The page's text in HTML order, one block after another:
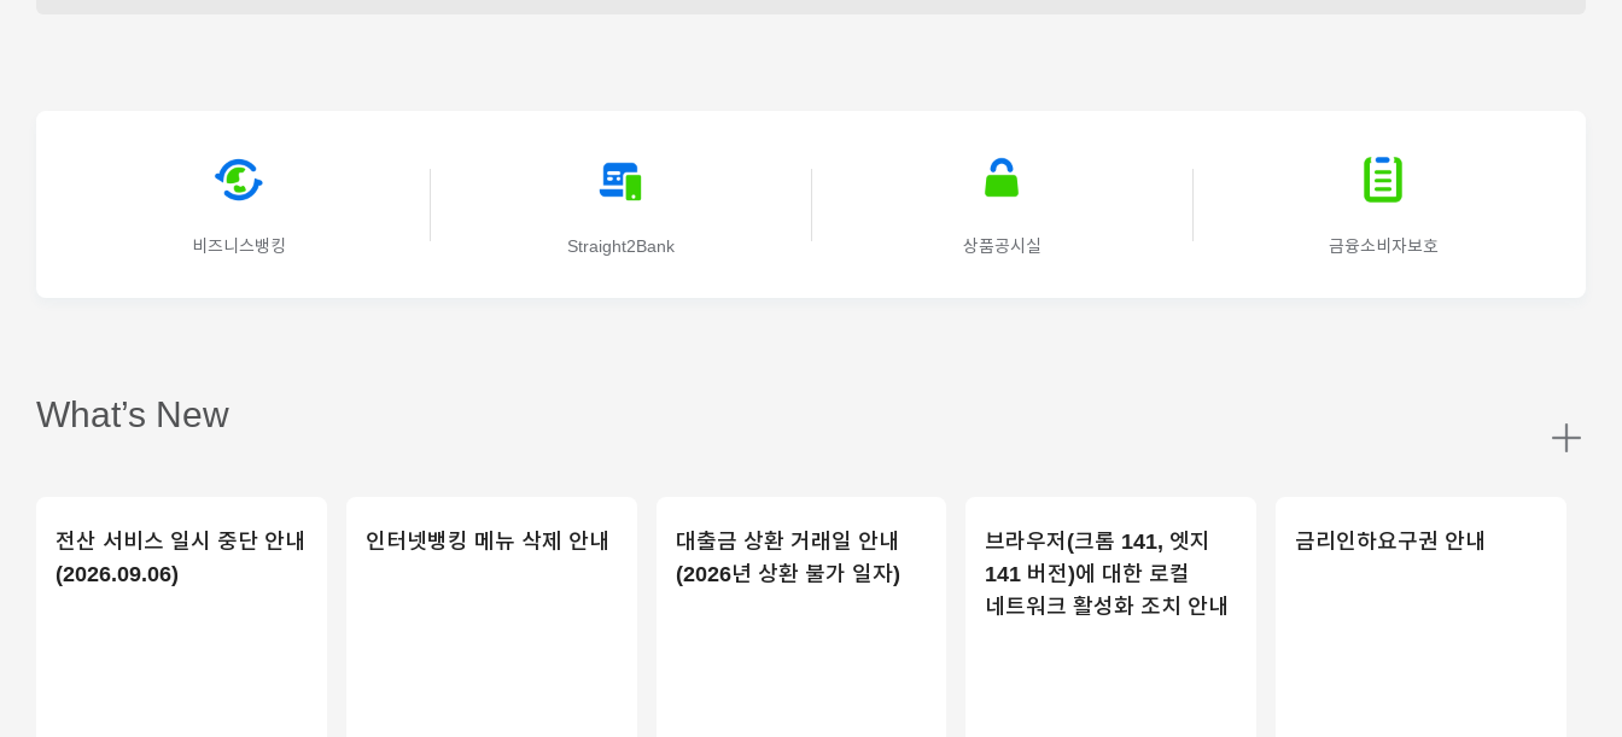
비즈니스뱅킹 Straight2Bank 상품공시실 금융소비자보호
What’s New
전산 서비스 일시 중단 안내
(2026.09.06)
인터넷뱅킹 메뉴 삭제 안내
대출금 상환 거래일 안내
(2026년 상환 불가 일자)
브라우저(크롬 141, 엣지
141 버전)에 대한 로컬
네트워크 활성화 조치 안내
금리인하요구권 안내